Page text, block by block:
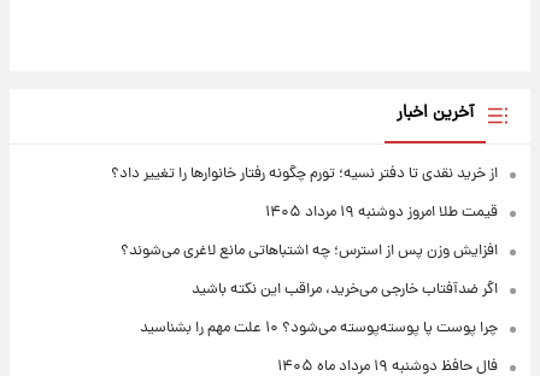
آخرین اخبار
از خرید نقدی تا دفتر نسیه؛ تورم چگونه رفتار خانوارها را تغییر داد؟
قیمت طلا امروز دوشنبه ۱۹ مرداد ۱۴۰۵
افزایش وزن پس از استرس؛ چه اشتباهاتی مانع لاغری می‌شوند؟
اگر ضدآفتاب خارجی می‌خرید، مراقب این نکته باشید
چرا پوست پا پوسته‌پوسته می‌شود؟ ۱۰ علت مهم را بشناسید
فال حافظ دوشنبه ۱۹ مرداد ماه ۱۴۰۵